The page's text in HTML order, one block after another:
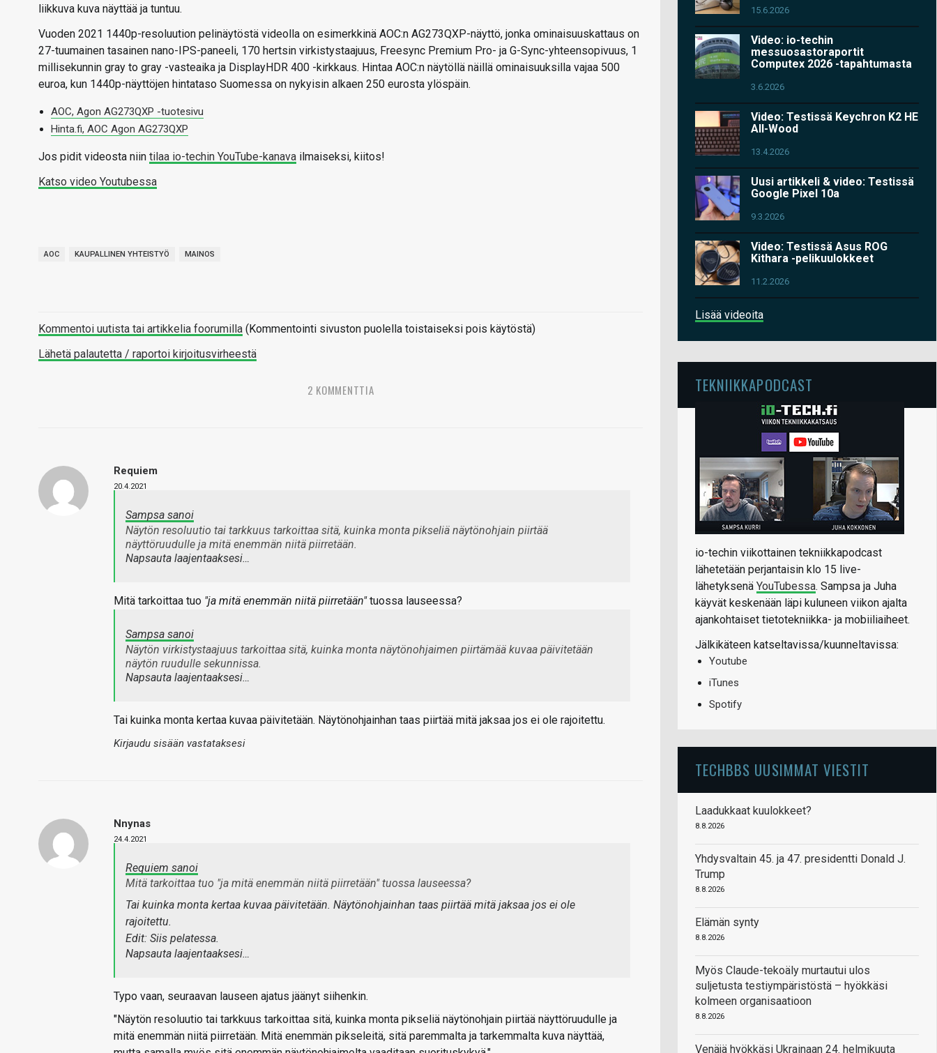
liikkuva kuva näyttää ja tuntuu.
Vuoden 2021 1440p-resoluution pelinäytöstä videolla on esimerkkinä AOC:n AG273QXP-näyttö, jonka ominaisuuskattaus on
27-tuumainen tasainen nano-IPS-paneeli, 170 hertsin virkistystaajuus, Freesync Premium Pro- ja G-Sync-yhteensopivuus, 1
millisekunnin gray to gray -vasteaika ja DisplayHDR 400 -kirkkaus. Hintaa AOC:n näytöllä näillä ominaisuuksilla vajaa 500
euroa, kun 1440p-näyttöjen hintataso Suomessa on nykyisin alkaen 250 eurosta ylöspäin.
AOC, Agon AG273QXP -tuotesivu
Hinta.fi, AOC Agon AG273QXP
Jos pidit videosta niin tilaa io-techin YouTube-kanava ilmaiseksi, kiitos!
Katso video Youtubessa
AOC KAUPALLINEN YHTEISTYÖ MAINOS
Kommentoi uutista tai artikkelia foorumilla (Kommentointi sivuston puolella toistaiseksi pois käytöstä)
Lähetä palautetta / raportoi kirjoitusvirheestä
2 KOMMENTTIA
Requiem
20.4.2021
Sampsa sanoi
Näytön resoluutio tai tarkkuus tarkoittaa sitä, kuinka monta pikseliä näytönohjain piirtää
näyttöruudulle ja mitä enemmän niitä piirretään.
Napsauta laajentaaksesi…
Mitä tarkoittaa tuo "ja mitä enemmän niitä piirretään"tuossa lauseessa?
Sampsa sanoi
Näytön virkistystaajuus tarkoittaa sitä, kuinka monta näytönohjaimen piirtämää kuvaa päivitetään
näytön ruudulle sekunnissa.
Napsauta laajentaaksesi…
Tai kuinka monta kertaa kuvaa päivitetään. Näytönohjainhan taas piirtää mitä jaksaa jos ei ole rajoitettu.
Kirjaudu sisään vastataksesi
Nnynas
24.4.2021
Requiem sanoi
Mitä tarkoittaa tuo "ja mitä enemmän niitä piirretään"tuossa lauseessa?
Tai kuinka monta kertaa kuvaa päivitetään. Näytönohjainhan taas piirtää mitä jaksaa jos ei ole
rajoitettu.
Edit: Siis pelatessa.
Napsauta laajentaaksesi…
Typo vaan, seuraavan lauseen ajatus jäänyt siihenkin.
"Näytön resoluutio tai tarkkuus tarkoittaa sitä, kuinka monta pikseliä näytönohjain piirtää näyttöruudulle ja
mitä enemmän niitä piirretään. Mitä enemmän pikseleitä, sitä paremmalta ja tarkemmalta kuva näyttää,
15.6.2026
Video: io-techin
messuosastoraportit
Computex 2026 -tapahtumasta
3.6.2026
Video: Testissä Keychron K2 HE
All-Wood
13.4.2026
Uusi artikkeli & video: Testissä
Google Pixel 10a
9.3.2026
Video: Testissä Asus ROG
Kithara -pelikuulokkeet
11.2.2026
Lisää videoita
TEKNIIKKAPODCAST
io-techin viikottainen tekniikkapodcast
lähetetään perjantaisin klo 15 live-
lähetyksenä YouTubessa. Sampsa ja Juha
käyvät keskenään läpi kuluneen viikon ajalta
ajankohtaiset tietotekniikka- ja mobiiliaiheet.
Jälkikäteen katseltavissa/kuunneltavissa:
Youtube
iTunes
Spotify
TECHBBS UUSIMMAT VIESTIT
Laadukkaat kuulokkeet?
8.8.2026
Yhdysvaltain 45. ja 47. presidentti Donald J.
Trump
8.8.2026
Elämän synty
8.8.2026
Myös Claude-tekoäly murtautui ulos
suljetusta testiympäristöstä – hyökkäsi
kolmeen organisaatioon
8.8.2026
Venäjä hyökkäsi Ukrainaan 24. helmikuuta